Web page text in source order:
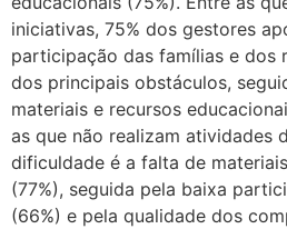
iniciativas, 75% dos gestores
participação das famílias e dos
dos principais obstáculos,
materiais e recursos
as que não realizam atividades
dificuldade é a falta de
(77%), seguida pela baixa
(66%) e pela qualidade dos